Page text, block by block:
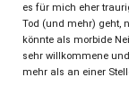
es für mich eher
Tod (und mehr) geht,
könnte als morbide
sehr willkommene
mehr als an einer